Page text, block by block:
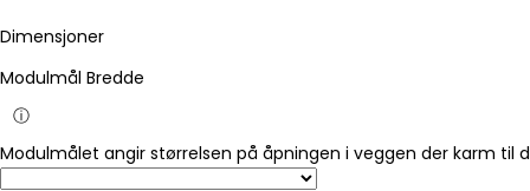
Dimensjoner
Modulmål Bredde
ⓘ
Modulmålet angir størrelsen på åpningen i veggen der karm til